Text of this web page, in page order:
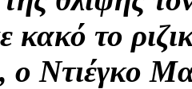
κακό το
ο Ντιέγκο